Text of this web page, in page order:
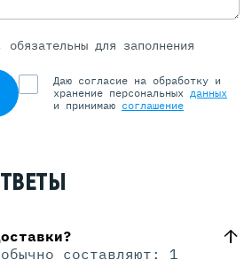
для заполнения
Даю согласие на обработку и
хранение персональных данных
и принимаю соглашение
составляют: 1